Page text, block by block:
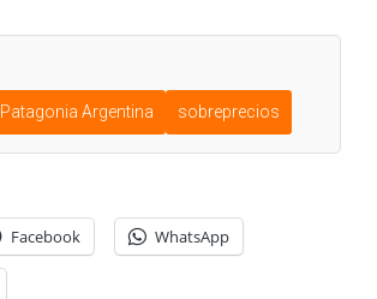
Patagonia Argentina sobreprecios
Facebook WhatsApp